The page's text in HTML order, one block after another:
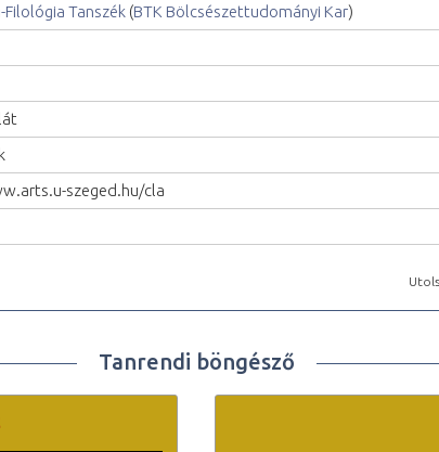
Filológia Tanszék (BTK Bölcsészettudományi Kar)
szeged.hu/cla
Tanrendi böngésző